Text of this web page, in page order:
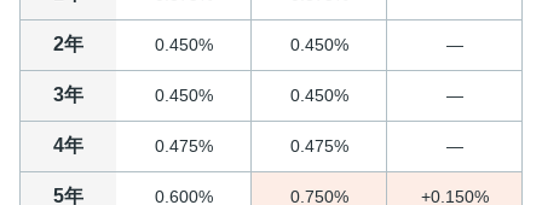
2年 0.450% 0.450% ―
3年 0.450% 0.450% ―
4年 0.475% 0.475% ―
5年 0.600% 0.750% +0.150%